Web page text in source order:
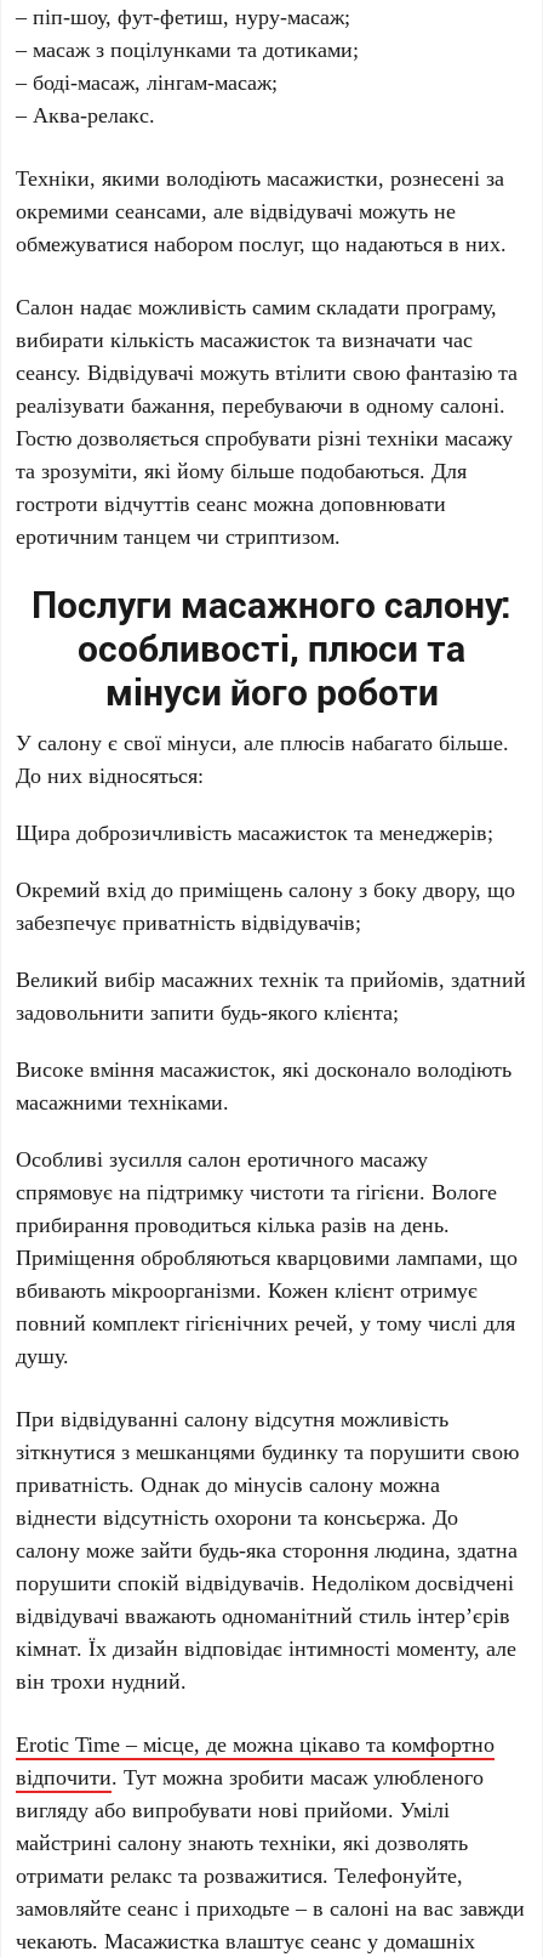
– піп-шоу, фут-фетиш, нуру-масаж;
– масаж з поцілунками та дотиками;
– боді-масаж, лінгам-масаж;
– Аква-релакс.
Техніки, якими володіють масажистки, рознесені за
окремими сеансами, але відвідувачі можуть не
обмежуватися набором послуг, що надаються в них.
Салон надає можливість самим складати програму,
вибирати кількість масажисток та визначати час
сеансу. Відвідувачі можуть втілити свою фантазію та
реалізувати бажання, перебуваючи в одному салоні.
Гостю дозволяється спробувати різні техніки масажу
та зрозуміти, які йому більше подобаються. Для
гостроти відчуттів сеанс можна доповнювати
еротичним танцем чи стриптизом.
Послуги масажного салону:
особливості, плюси та
мінуси його роботи
У салону є свої мінуси, але плюсів набагато більше.
До них відносяться:
Щира доброзичливість масажисток та менеджерів;
Окремий вхід до приміщень салону з боку двору, що
забезпечує приватність відвідувачів;
Великий вибір масажних технік та прийомів, здатний
задовольнити запити будь-якого клієнта;
Високе вміння масажисток, які досконало володіють
масажними техніками.
Особливі зусилля салон еротичного масажу
спрямовує на підтримку чистоти та гігієни. Вологе
прибирання проводиться кілька разів на день.
Приміщення обробляються кварцовими лампами, що
вбивають мікроорганізми. Кожен клієнт отримує
повний комплект гігієнічних речей, у тому числі для
душу.
При відвідуванні салону відсутня можливість
зіткнутися з мешканцями будинку та порушити свою
приватність. Однак до мінусів салону можна
віднести відсутність охорони та консьєржа. До
салону може зайти будь-яка стороння людина, здатна
порушити спокій відвідувачів. Недоліком досвідчені
відвідувачі вважають одноманітний стиль інтер’єрів
кімнат. Їх дизайн відповідає інтимності моменту, але
він трохи нудний.
Erotic Time – місце, де можна цікаво та комфортно
відпочити. Тут можна зробити масаж улюбленого
вигляду або випробувати нові прийоми. Умілі
майстрині салону знають техніки, які дозволять
отримати релакс та розважитися. Телефонуйте,
замовляйте сеанс і приходьте – в салоні на вас завжди
чекають. Масажистка влаштує сеанс у домашніх